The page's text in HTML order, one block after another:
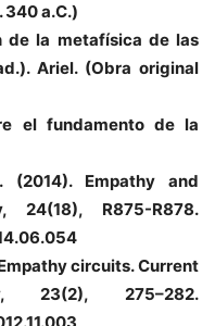
340 a.C.)
de la metafísica de las
Ariel. (Obra original
el fundamento de la
Empathy and
24(18), R875-R878.
circuits. Current
23(2), 275–282.